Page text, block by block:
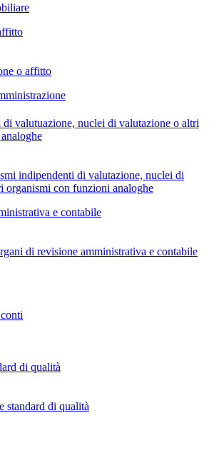
o affitto
valutuazione, nuclei di valutazione o altri
indipendenti di valutazione, nuclei di
organismi con funzioni analoghe
e contabile
di revisione amministrativa e contabile
di qualità
standard di qualità